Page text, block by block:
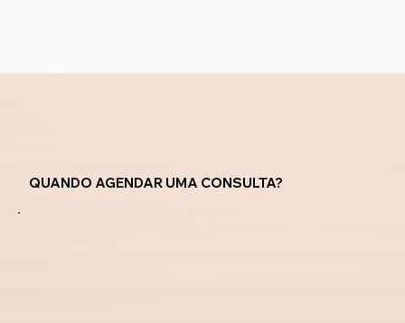
QUANDO AGENDAR UMA CONSULTA?